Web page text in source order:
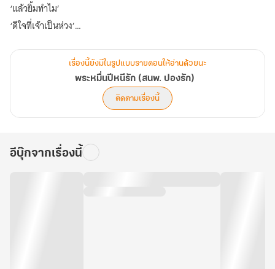
‘แล้วยิ้มทำไม’
‘ดีใจที่เจ้าเป็นห่วง’
ฉันผุดลุกขึ้นแก้เขิน แล้วหันไปออกคำสั่งกับเสี่ยวจู
‘ช่วยท่านอ๋องล้างตัวที ถ้าเจอบาดแผลรายงานข้าด้วย’
คราวนี้เหมือนรอยยิ้มหมิงอ๋องจะกว้างขึ้นไปอีก ที่แปลกคือพวกทหารรอบ
ตัว
ข้องใจเอาไว้
รอจนเสี่ยวจูช่วยล้างตัวให้หมิงอ๋องเสร็จแล้ว ค่อยแอบถามว่าพูดอะไรผิด
เรื่องนี้ยังมีในรูปแบบรายตอนให้อ่านด้วยนะ
พระหมื่นปีหนีรัก (สนพ. ปองรัก)
ติดตามเรื่องนี้
อีบุ๊กจากเรื่องนี้